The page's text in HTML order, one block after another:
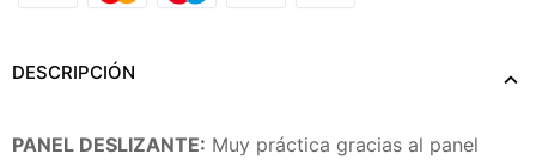
DESCRIPCIÓN
PANEL DESLIZANTE: Muy práctica gracias al panel